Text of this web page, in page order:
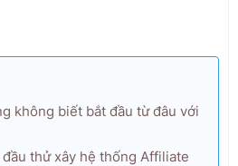
không biết bắt đầu từ đâu với
thử xây hệ thống Affiliate